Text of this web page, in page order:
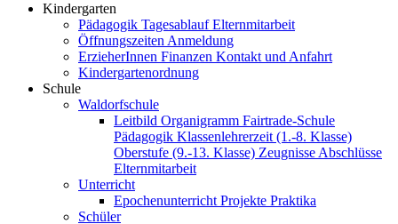
Kindergarten
Pädagogik TagesablaufElternmitarbeit
Öffnungszeiten Anmeldung
ErzieherInnen Finanzen Kontakt und Anfahrt
Kindergartenordnung
Schule
Waldorfschule
Leitbild Organigramm Fairtrade-Schule
Pädagogik Klassenlehrerzeit (1.-8. Klasse)
Oberstufe (9.-13. Klasse) Zeugnisse Abschlüsse
Elternmitarbeit
Unterricht
Epochenunterricht Projekte Praktika
Schüler